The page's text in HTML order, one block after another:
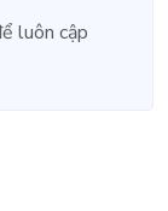
luôn cập